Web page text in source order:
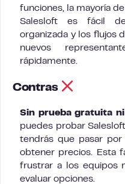
funciones, la mayoría
Salesloft es fácil
organizada y los flujos
nuevos
rápidamente.
Contras
Sin prueba gratuita
puedes probar
tendrás que pasar
obtener precios. Esta
frustrar a los equipos
evaluar opciones.